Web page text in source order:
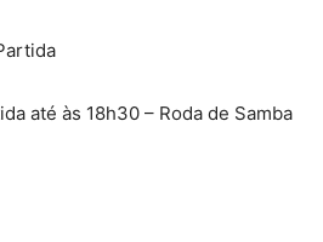
até às 18h30 – Roda de Samba